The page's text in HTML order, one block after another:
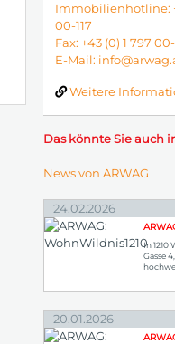
Immobilienhotline:
00-117
Fax: +43 (0) 1 797
E-Mail:
Weitere
Das könnte Sie auch
News von ARWAG
24.02.2026
In 1210
Gasse
20.01.2026